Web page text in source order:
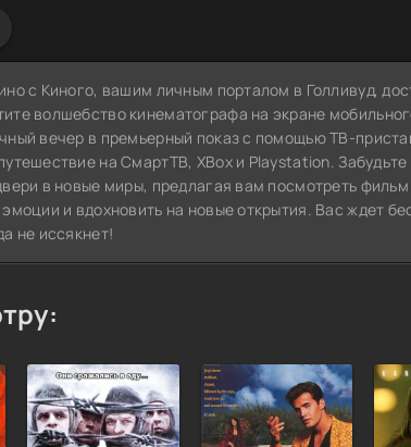
с Киного, вашим личным порталом в Голливуд,
волшебство кинематографа на экране
вечер в премьерный показ с помощью ТВ-
на СмартТВ, XBox и Playstation. Забудьте
в новые миры, предлагая вам посмотреть фильм
и вдохновить на новые открытия. Вас ждет
не иссякнет!